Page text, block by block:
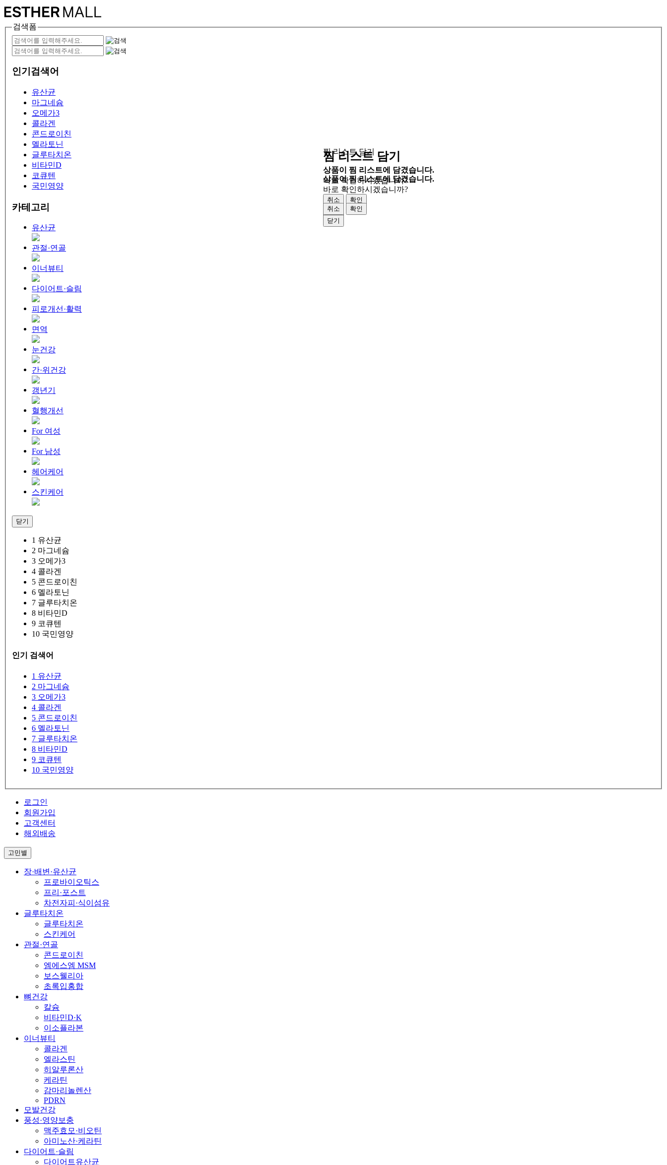
검색폼
인기검색어
유산균
마그네슘
오메가3
콜라겐
콘드로이친
멜라토닌
글루타치온
비타민D
코큐텐
국민영양
카테고리
유산균
관절·연골
이너뷰티
다이어트·슬림
피로개선·활력
면역
눈건강
간·위건강
갱년기
혈행개선
For 여성
For 남성
헤어케어
스킨케어
닫기
1 유산균
2 마그네슘
3 오메가3
4 콜라겐
5 콘드로이친
6 멜라토닌
7 글루타치온
8 비타민D
9 코큐텐
10 국민영양
인기 검색어
1 유산균
2 마그네슘
3 오메가3
4 콜라겐
5 콘드로이친
6 멜라토닌
7 글루타치온
8 비타민D
9 코큐텐
10 국민영양
로그인
회원가입
고객센터
해외배송
고민별
장·배변·유산균
프로바이오틱스
프리·포스트
차전자피·식이섬유
글루타치온
글루타치온
스킨케어
관절·연골
콘드로이친
엠에스엠 MSM
보스웰리아
초록입홍합
뼈건강
칼슘
비타민D·K
이소플라본
이너뷰티
콜라겐
엘라스틴
히알루론산
케라틴
감마리놀렌산
PDRN
모발건강
풍성·영양보충
맥주효모·비오틴
아미노산·케라틴
다이어트·슬림
다이어트유산균
찜 리스트 담기
상품이 찜 리스트에 담겼습니다.
바로 확인하시겠습니까?
취소
확인
닫기
찜 리스트 담기
상품이 찜 리스트에 담겼습니다.
바로 확인하시겠습니까?
취소
확인
닫기